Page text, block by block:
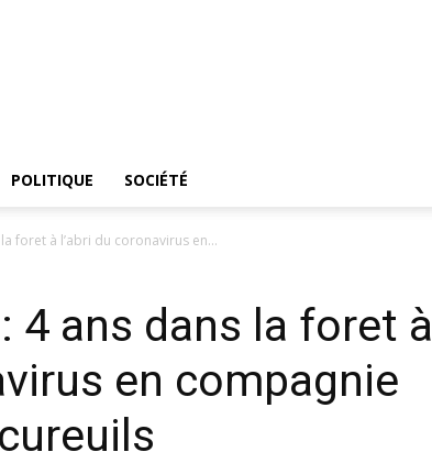
POLITIQUE SOCIÉTÉ
foret à l’abri du coronavirus en...
4 ans dans la foret à
en compagnie